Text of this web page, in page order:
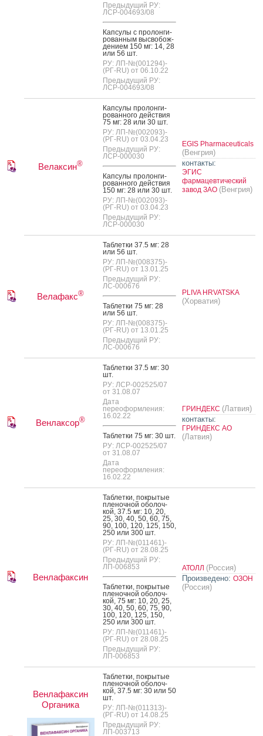
Предыдущий РУ:
ЛСР-004693/08
Кап­су­лы с про­лон­ги­
рован­ным выс­во­бож­
де­ни­ем 150 мг: 14, 28
или 56 шт.
РУ: ЛП-№(001294)-
(РГ-RU) от 06.10.22
Предыдущий РУ:
ЛСР-004693/08
Велаксин®
Кап­су­лы про­лон­ги­
рован­но­го дей­ствия
75 мг: 28 или 30 шт.
РУ: ЛП-№(002093)-
(РГ-RU) от 03.04.23
Предыдущий РУ:
ЛСР-000030
Кап­су­лы про­лон­ги­
рован­но­го дей­ствия
150 мг: 28 или 30 шт.
РУ: ЛП-№(002093)-
(РГ-RU) от 03.04.23
Предыдущий РУ:
ЛСР-000030
EGIS Pharmaceuticals
(Венгрия)
контакты:
ЭГИС
фармацевтический
завод ЗАО (Венгрия)
Велафакс®
Таб­летки 37.5 мг: 28
или 56 шт.
РУ: ЛП-№(008375)-
(РГ-RU) от 13.01.25
Предыдущий РУ:
ЛС-000676
Таб­летки 75 мг: 28
или 56 шт.
РУ: ЛП-№(008375)-
(РГ-RU) от 13.01.25
Предыдущий РУ:
ЛС-000676
PLIVA HRVATSKA
(Хорватия)
Венлаксор®
Таб­летки 37.5 мг: 30
шт.
РУ: ЛСР-002525/07
от 31.08.07
Дата
переоформления:
16.02.22
Таб­летки 75 мг: 30 шт.
РУ: ЛСР-002525/07
от 31.08.07
Дата
переоформления:
16.02.22
ГРИНДЕКС (Латвия)
контакты:
ГРИНДЕКС АО
(Латвия)
Венлафаксин
Таб­летки, пок­ры­тые
пле­ноч­ной обо­лоч­
кой, 37.5 мг: 10, 20,
25, 30, 40, 50, 60, 75,
90, 100, 120, 125, 150,
250 или 300 шт.
РУ: ЛП-№(011461)-
(РГ-RU) от 28.08.25
Предыдущий РУ:
ЛП-006853
Таб­летки, пок­ры­тые
пле­ноч­ной обо­лоч­
кой, 75 мг: 10, 20, 25,
30, 40, 50, 60, 75, 90,
100, 120, 125, 150,
250 или 300 шт.
РУ: ЛП-№(011461)-
(РГ-RU) от 28.08.25
Предыдущий РУ:
ЛП-006853
АТОЛЛ (Россия)
Произведено: ОЗОН
(Россия)
Венлафаксин
Органика
Таб­летки, пок­ры­тые
пле­ноч­ной обо­лоч­
кой, 37.5 мг: 30 или 50
шт.
РУ: ЛП-№(011313)-
(РГ-RU) от 14.08.25
Предыдущий РУ:
ЛП-003713